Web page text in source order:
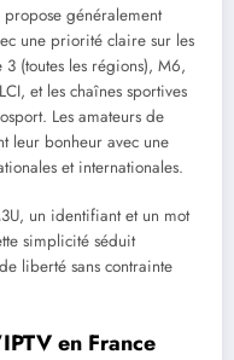
généralement
une priorité claire sur les
3 (toutes les régions), M6,
et les chaînes sportives
Les amateurs de
leur bonheur avec une
et internationales.
un identifiant et un mot
simplicité séduit
liberté sans contrainte
en France